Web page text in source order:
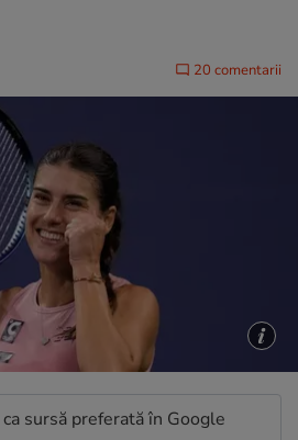
20 comentarii
sursă preferată în Google